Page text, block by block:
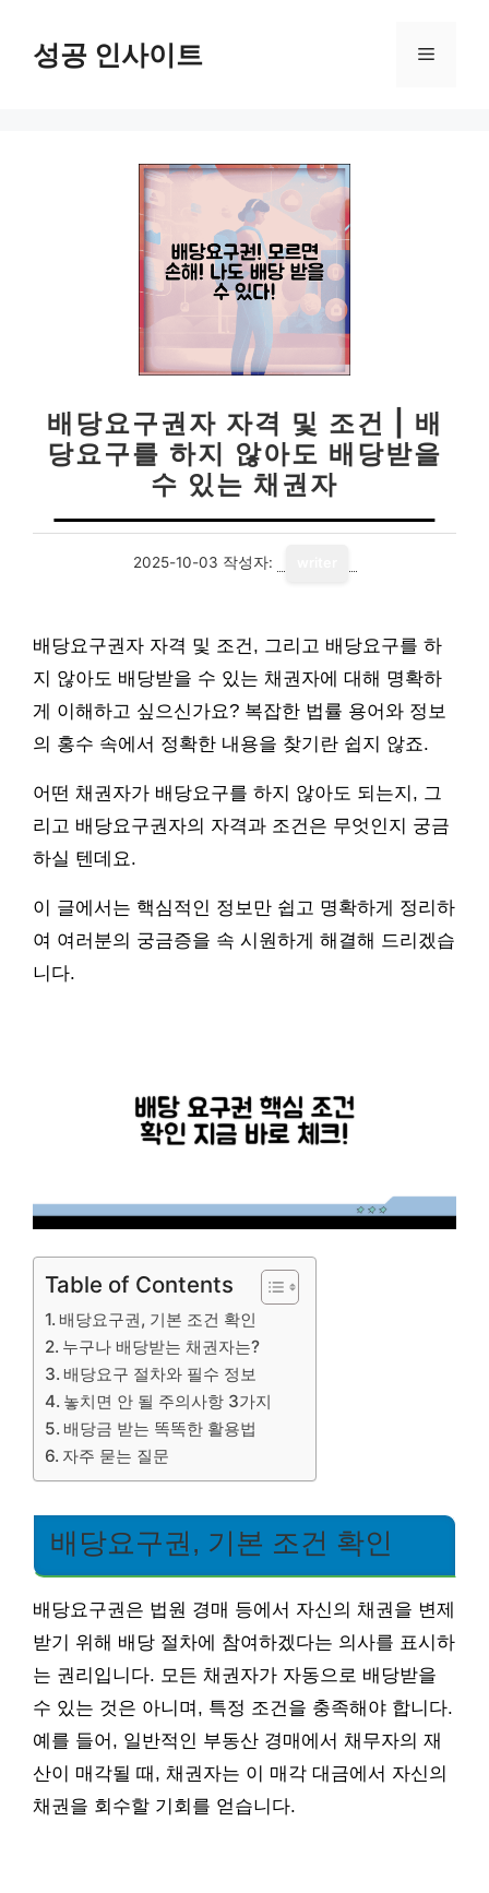
성공 인사이트 메
배당요구권자 자격 및 조건 | 배
당요구를 하지 않아도 배당받을
수 있는 채권자
2025-10-03 작성자:
배당요구권자 자격 및 조건, 그리고 배당요구를 하
지 않아도 배당받을 수 있는 채권자에 대해 명확하
게 이해하고 싶으신가요? 복잡한 법률 용어와 정보
의 홍수 속에서 정확한 내용을 찾기란 쉽지 않죠.
어떤 채권자가 배당요구를 하지 않아도 되는지, 그
리고 배당요구권자의 자격과 조건은 무엇인지 궁금
하실 텐데요.
이 글에서는 핵심적인 정보만 쉽고 명확하게 정리하
여 여러분의 궁금증을 속 시원하게 해결해 드리겠습
니다.
Table of Contents
배당요구권, 기본 조건 확인
누구나 배당받는 채권자는?
배당요구 절차와 필수 정보
놓치면 안 될 주의사항 3가지
배당금 받는 똑똑한 활용법
자주 묻는 질문
배당요구권, 기본 조건 확인
배당요구권은 법원 경매 등에서 자신의 채권을 변제
받기 위해 배당 절차에 참여하겠다는 의사를 표시하
는 권리입니다. 모든 채권자가 자동으로 배당받을
수 있는 것은 아니며, 특정 조건을 충족해야 합니다.
예를 들어, 일반적인 부동산 경매에서 채무자의 재
산이 매각될 때, 채권자는 이 매각 대금에서 자신의
채권을 회수할 기회를 얻습니다.